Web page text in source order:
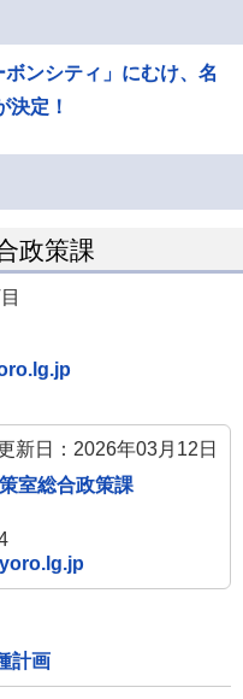
ンシティ」にむけ、名
決定！
政策課
新日：2026年03月12日
室総合政策課
計画